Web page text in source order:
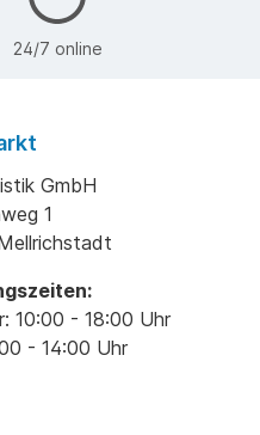
24/7 online
GmbH
1
10:00 - 18:00 Uhr
- 14:00 Uhr